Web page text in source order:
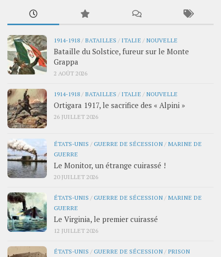
1914-1918 / BATAILLES / ITALIE / NOUVELLE
Bataille du Solstice, fureur sur le Monte
Grappa
2 AOÛT 2026
1914-1918 / BATAILLES / ITALIE / NOUVELLE
Ortigara 1917, le sacrifice des « Alpini »
26 JUILLET 2026
ÉTATS-UNIS /GUERRE DE SÉCESSION / MARINE DE
GUERRE
Le Monitor, un étrange cuirassé !
20 JUILLET 2026
ÉTATS-UNIS /GUERRE DE SÉCESSION / MARINE DE
GUERRE
Le Virginia, le premier cuirassé
12 JUILLET 2026
ÉTATS-UNIS /GUERRE DE SÉCESSION / PRISON